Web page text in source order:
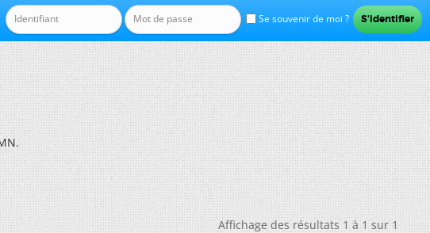
Se souvenir de moi ?
Affichage des résultats 1 à 1 sur 1